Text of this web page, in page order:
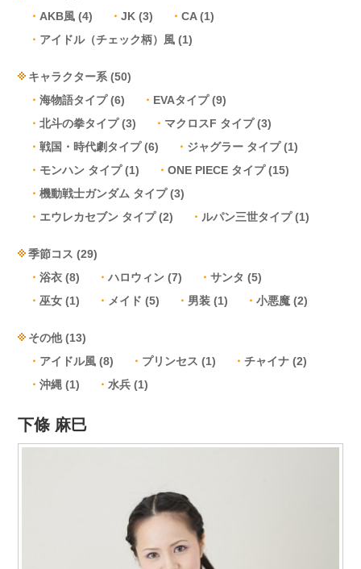
AKB風 (4) JK (3) CA(1)
アイドル（チェック柄）風 (1)
キャラクター系 (50)
海物語タイプ(6) EVAタイプ(9)
北斗の拳タイプ(3) マクロスF タイプ(3)
戦国・時代劇タイプ(6) ジャグラー タイプ(1)
モンハン タイプ(1) ONE PIECE タイプ(15)
機動戦士ガンダム タイプ(3)
エウレカセブン タイプ(2) ルパン三世タイプ(1)
季節コス (29)
浴衣 (8) ハロウィン (7) サンタ (5)
巫女 (1) メイド (5) 男装 (1) 小悪魔 (2)
その他(13)
アイドル風 (8) プリンセス (1) チャイナ (2)
沖縄 (1) 水兵 (1)
下條 麻巳